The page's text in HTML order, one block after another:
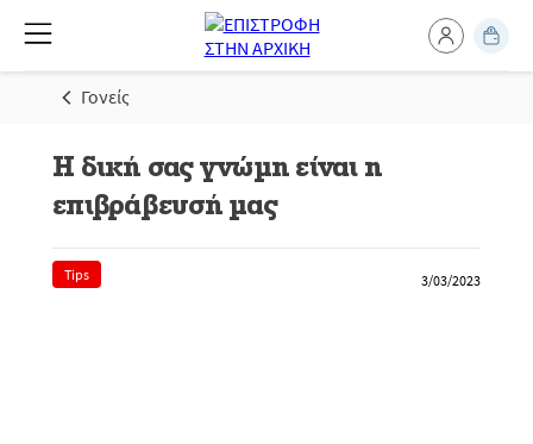
Γονείς
Η δική σας γνώμη είναι η
επιβράβευσή μας
Tips 3/03/2023